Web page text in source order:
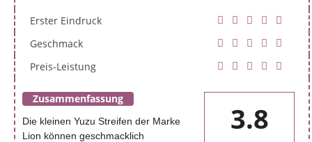
Erster Eindruck
Geschmack
Preis-Leistung
Zusammenfassung
Die kleinen Yuzu Streifen der Marke
Lion können geschmacklich
3.8